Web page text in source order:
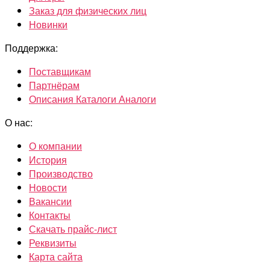
Заказ для физических лиц
Новинки
Поддержка:
Поставщикам
Партнёрам
Описания Каталоги Аналоги
О нас:
О компании
История
Производство
Новости
Вакансии
Контакты
Скачать прайс-лист
Реквизиты
Карта сайта